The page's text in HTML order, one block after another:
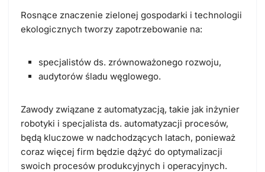
Rosnące znaczenie zielonej gospodarki i technologii
ekologicznych tworzy zapotrzebowanie na:
specjalistów ds. zrównoważonego rozwoju,
audytorów śladu węglowego.
Zawody związane z automatyzacją, takie jak inżynier
robotyki i specjalista ds. automatyzacji procesów,
będą kluczowe w nadchodzących latach, ponieważ
coraz więcej firm będzie dążyć do optymalizacji
swoich procesów produkcyjnych i operacyjnych.